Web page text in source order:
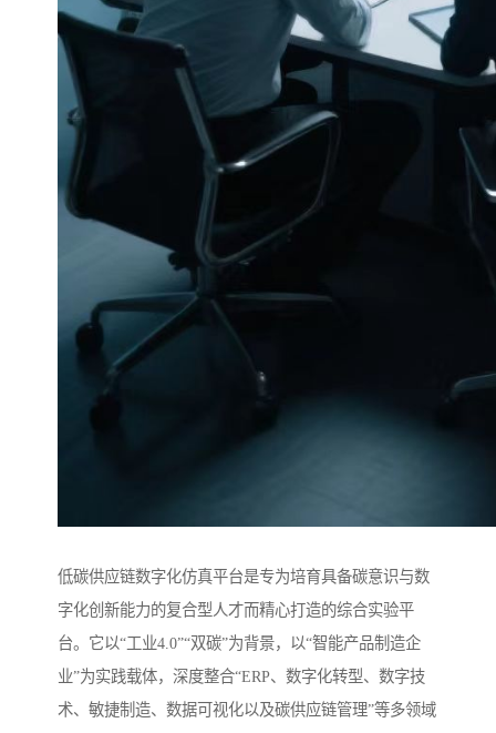
低碳供应链数字化仿真平台是专为培育具备碳意识与数
字化创新能力的复合型人才而精心打造的综合实验平
台。它以“工业4.0”“双碳”为背景，以“智能产品制造企
业”为实践载体，深度整合“ERP、数字化转型、数字技
术、敏捷制造、数据可视化以及碳供应链管理”等多领域